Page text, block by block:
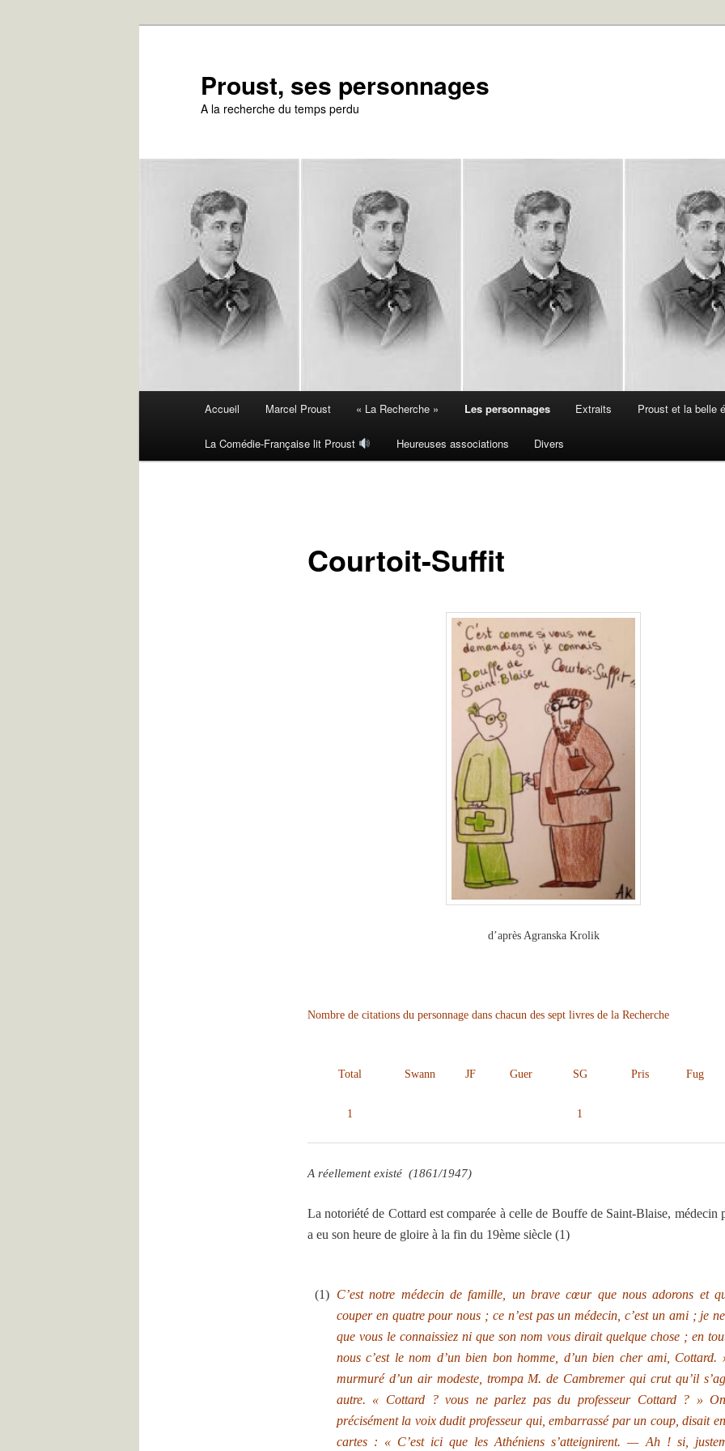
Proust, ses personnages
A la recherche du temps perdu
Accueil Marcel Proust « La Recherche » Les personnages Extraits Proust et la belle
La Comédie-Française lit Proust Heureuses associations Divers
Courtoit-Suffit
d’après Agranska Krolik
Nombre de citations du personnage dans chacun des sept livres de la Recherche
Total Swann JF Guer SG Pris Fug
1 1
A réellement existé (1861/1947)
La notoriété de Cottard est comparée à celle de Bouffe de Saint-Blaise, médecin
a eu son heure de gloire à la fin du 19ème siècle (1)
(1) C’est notre médecin de famille, un brave cœur que nous adorons et
couper en quatre pour nous ; ce n’est pas un médecin, c’est un ami ; je
que vous le connaissiez ni que son nom vous dirait quelque chose ; en
nous c’est le nom d’un bien bon homme, d’un bien cher ami, Cottard.
murmuré d’un air modeste, trompa M. de Cambremer qui crut qu’il
autre. « Cottard ? vous ne parlez pas du professeur Cottard ? »
précisément la voix dudit professeur qui, embarrassé par un coup, disait
cartes : « C’est ici que les Athéniens s’atteignirent. — Ah ! si,